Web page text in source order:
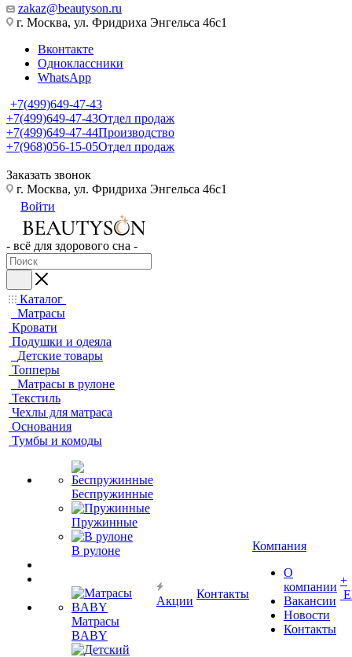
zakaz@beautyson.ru
г. Москва, ул. Фридриха Энгельса 46с1
Вконтакте
Одноклассники
WhatsApp
+7(499)649-47-43
+7(499)649-47-43Отдел продаж
+7(499)649-47-44Производство
+7(968)056-15-05Отдел продаж
Заказать звонок
г. Москва, ул. Фридриха Энгельса 46с1
Войти
- всё для здорового сна -
Каталог
Матрасы
Кровати
Подушки и одеяла
Детские товары
Топперы
Матрасы в рулоне
Текстиль
Чехлы для матраса
Основания
Тумбы и комоды
Беспружинные
Пружинные
В рулоне
Матрасы
BABY
Акции
Контакты
Компания
О
компании
Вакансии
Новости
Контакты
+